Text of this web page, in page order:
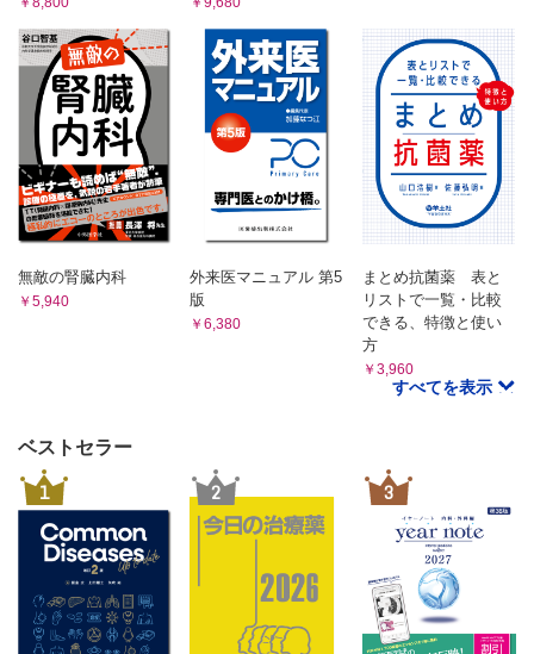
38．銅，セルロプラスミン
39．鉄，総鉄結合能，フェリチン，トランスフェリン飽和度
I．色素等負荷排泄試験
40．インドシアニングリーン（ICG），スルホブロモフタレ
イン（BSP）
41．PFD試験（bentiromide試験）
2 代謝・内分泌検査
A．糖代謝
1．インスリン（IRI），C–ペプチド（CPR）
2．インスリン分泌指標，HOMA
3．抗インスリン抗体
4．ガラクトース，フルクトース
5．グルカゴン（膵グルカゴン）
10．乳酸，ピルビン酸
11．フルクトサミン，グリコアルブミン
12．ヘモグロビンA1c（HbA1c）
13．ペントシジン
14．1,5-アンヒドログルシトール（1,5-AG）
B．脂質代謝
15．アポリポ蛋白
16．総コレステロール
無敵の腎臓内科
￥5,940
外来医マニュアル 第5
版
￥6,380
まとめ抗菌薬 表と
リストで一覧・比較
できる、特徴と使い
方
￥3,960
すべてを表示
ベストセラー
1 2 3